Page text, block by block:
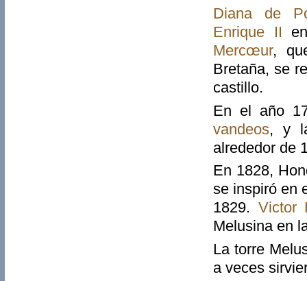
Diana de
Enrique II
Mercœur,
Bretaña, se
castillo.
En el año
vandeos, y
alrededor de
En 1828,
se inspiró en
1829. Victor
Melusina en
La torre
a veces